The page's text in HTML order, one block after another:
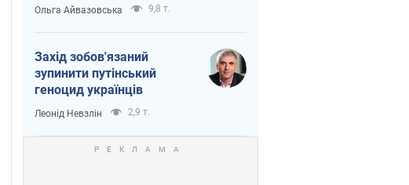
Ольга Айвазовська 9,8 т.
Захід зобов'язаний
зупинити путінський
геноцид українців
Леонід Невзлін 2,9 т.